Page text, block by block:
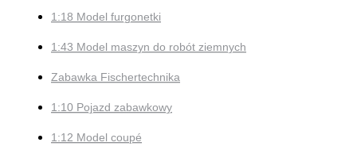
1:18 Model furgonetki
1:43 Model maszyn do robót ziemnych
Zabawka Fischertechnika
1:10 Pojazd zabawkowy
1:12 Model coupé